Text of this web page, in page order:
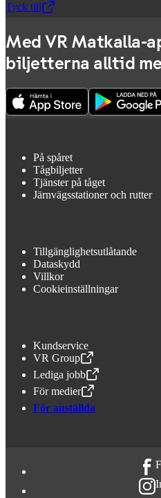
Tyck till
,Öppnas i en ny flik
Med VR Matkalla-
biljetterna alltid
På spåret
Tågbiljetter
Tjänster på tåget
Järnvägsstationer och rutter
Tillgänglighetsutlåtande
Dataskydd
Villkor
Cookieinställningar
Kundservice
VR Group
,Öppnas i en ny flik
Lediga jobb
,Öppnas i en ny flik
För medier
,Öppnas i en ny flik
För anställda